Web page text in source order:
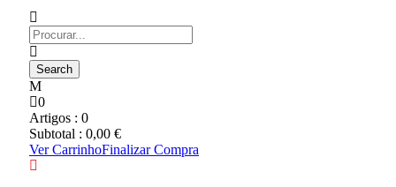
0
Artigos : 0
Subtotal : 0,00 €
Ver CarrinhoFinalizar Compra